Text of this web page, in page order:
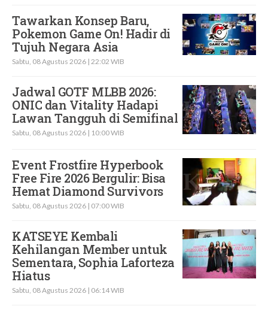
Tawarkan Konsep Baru,
Pokemon Game On! Hadir di
Tujuh Negara Asia
Sabtu, 08 Agustus 2026 | 22:02 WIB
Jadwal GOTF MLBB 2026:
ONIC dan Vitality Hadapi
Lawan Tangguh di Semifinal
Sabtu, 08 Agustus 2026 | 10:00 WIB
Event Frostfire Hyperbook
Free Fire 2026 Bergulir: Bisa
Hemat Diamond Survivors
Sabtu, 08 Agustus 2026 | 07:00 WIB
KATSEYE Kembali
Kehilangan Member untuk
Sementara, Sophia Laforteza
Hiatus
Sabtu, 08 Agustus 2026 | 06:14 WIB